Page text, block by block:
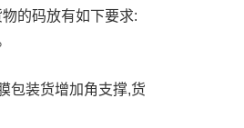
的码放有如下要求:
包装货增加角支撑,货